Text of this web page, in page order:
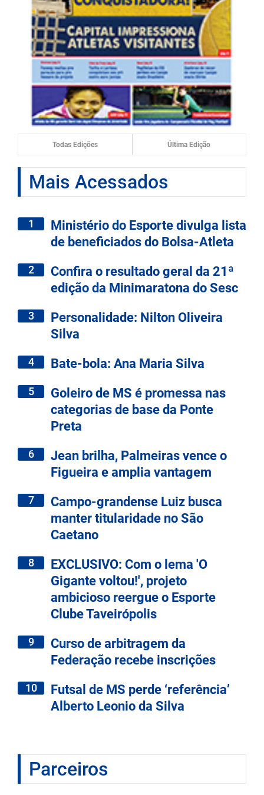
Todas Edições Última Edição
Mais Acessados
1
Ministério do Esporte divulga lista
de beneficiados do Bolsa-Atleta
2
Confira o resultado geral da 21ª
edição da Minimaratona do Sesc
3
Personalidade: Nilton Oliveira
Silva
4 Bate-bola: Ana Maria Silva
5
Goleiro de MS é promessa nas
categorias de base da Ponte
Preta
6
Jean brilha, Palmeiras vence o
Figueira e amplia vantagem
7
Campo-grandense Luiz busca
manter titularidade no São
Caetano
8
EXCLUSIVO: Com o lema 'O
Gigante voltou!', projeto
ambicioso reergue o Esporte
Clube Taveirópolis
9
Curso de arbitragem da
Federação recebe inscrições
10
Futsal de MS perde ‘referência’
Alberto Leonio da Silva
Parceiros